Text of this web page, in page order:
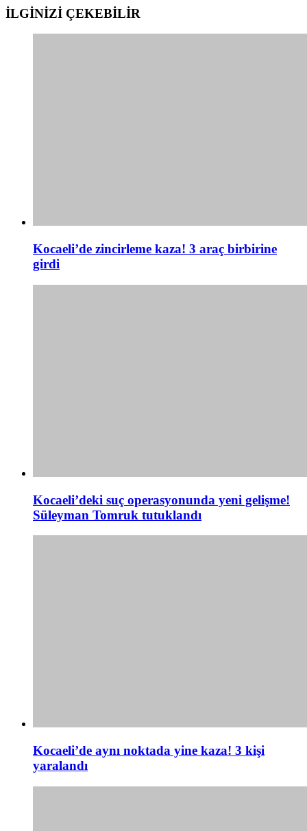
İLGİNİZİ ÇEKEBİLİR
Kocaeli’de zincirleme kaza! 3 araç birbirine
girdi
Kocaeli’deki suç operasyonunda yeni gelişme!
Süleyman Tomruk tutuklandı
Kocaeli’de aynı noktada yine kaza! 3 kişi
yaralandı